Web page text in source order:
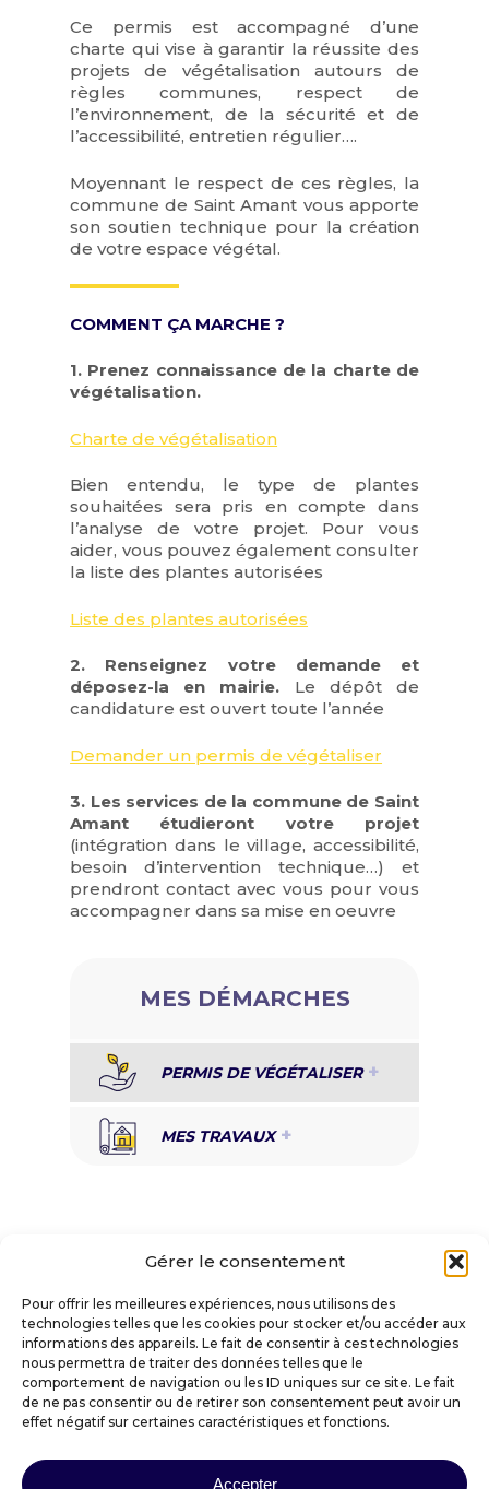
Gérer le consentement
Pour offrir les meilleures expériences, nous utilisons des
technologies telles que les cookies pour stocker et/ou accéder aux
informations des appareils. Le fait de consentir à ces technologies
nous permettra de traiter des données telles que le
comportement de navigation ou les ID uniques sur ce site. Le fait
de ne pas consentir ou de retirer son consentement peut avoir un
effet négatif sur certaines caractéristiques et fonctions.
Accepter
Ce permis est accompagné d’une
charte qui vise à garantir la réussite des
projets de végétalisation autours de
règles communes, respect de
l’environnement, de la sécurité et de
l’accessibilité, entretien régulier….
Moyennant le respect de ces règles, la
commune de Saint Amant vous apporte
son soutien technique pour la création
de votre espace végétal.
COMMENT ÇA MARCHE ?
1. Prenez connaissance de la charte de
végétalisation.
Charte de végétalisation
Bien entendu, le type de plantes
souhaitées sera pris en compte dans
l’analyse de votre projet. Pour vous
aider, vous pouvez également consulter
la liste des plantes autorisées
Liste des plantes autorisées
2. Renseignez votre demande et
déposez-la en mairie. Le dépôt de
candidature est ouvert toute l’année
Demander un permis de végétaliser
3. Les services de la commune de Saint
Amant étudieront votre projet
(intégration dans le village, accessibilité,
besoin d’intervention technique…) et
prendront contact avec vous pour vous
accompagner dans sa mise en oeuvre
MES DÉMARCHES
PERMIS DE VÉGÉTALISER
MES TRAVAUX
VILLE DE SAINT-AMANT-TALLENDE
Place Docteur Darteyre
63450 SAINT-AMANT-TALLENDE
mairie@saintamanttallende.fr